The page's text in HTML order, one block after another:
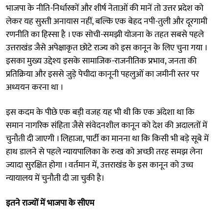
भाजपा के नीति-निर्धारकों और शीर्ष नेताओं की मानें तो उत्तर प्रदेश को
लेकर यह सुस्ती अनायास नहीं, बल्कि एक बेहद नपी-तुली और दूरगामी
रणनीति का हिस्सा है । एक सोची-समझी योजना के तहत सबसे पहले
उत्तराखंड जैसे अपेक्षाकृत छोटे राज्य को इस कानून के लिए चुना गया ।
इसका मुख्य उद्देश्य इसके सामाजिक-राजनीतिक प्रभाव, जनता की
प्रतिक्रिया और इससे जुड़े पेचीदा कानूनी पहलुओं का जमीनी स्तर पर
अध्ययन करना था ।
इस कदम के पीछे एक बड़ी वजह यह भी थी कि एक अंदेशा था कि
समान नागरिक संहिता जैसे संवेदनशील कानून को देश की अदालतों में
चुनौती दी जाएगी । लिहाजा, पार्टी का मानना था कि किसी भी बड़े सूबे में
हाथ डालने से पहले न्यायपालिका के रुख को अच्छी तरह समझ लेना
ज्यादा सुरक्षित होगा । वर्तमान में, उत्तराखंड के इस कानून को उच्च
न्यायालय में चुनौती दी जा चुकी है।
इतने राज्यों में भाजपा के सीएम